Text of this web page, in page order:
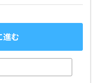
進む